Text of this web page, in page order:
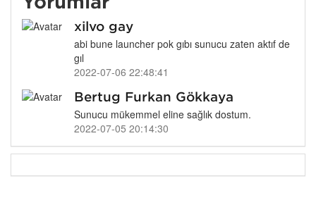
xilvo gay
abi bune launcher pok gıbı sunucu zaten aktıf de
gıl
2022-07-06 22:48:41
Bertuğ Furkan Gökkaya
Sunucu mükemmel eline sağlık dostum.
2022-07-05 20:14:30